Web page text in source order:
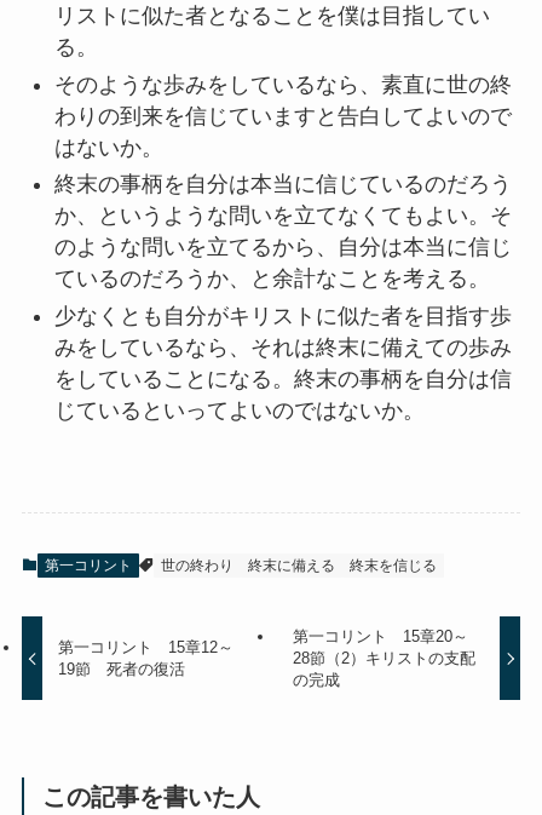
リストに似た者となることを僕は目指してい
る。
そのような歩みをしているなら、素直に世の終
わりの到来を信じていますと告白してよいので
はないか。
終末の事柄を自分は本当に信じているのだろう
か、というような問いを立てなくてもよい。そ
のような問いを立てるから、自分は本当に信じ
ているのだろうか、と余計なことを考える。
少なくとも自分がキリストに似た者を目指す歩
みをしているなら、それは終末に備えての歩み
をしていることになる。終末の事柄を自分は信
じているといってよいのではないか。
第一コリント 世の終わり 終末に備える 終末を信じる
第一コリント 15章12～
19節 死者の復活
第一コリント 15章20～
28節（2）キリストの支配
の完成
この記事を書いた人